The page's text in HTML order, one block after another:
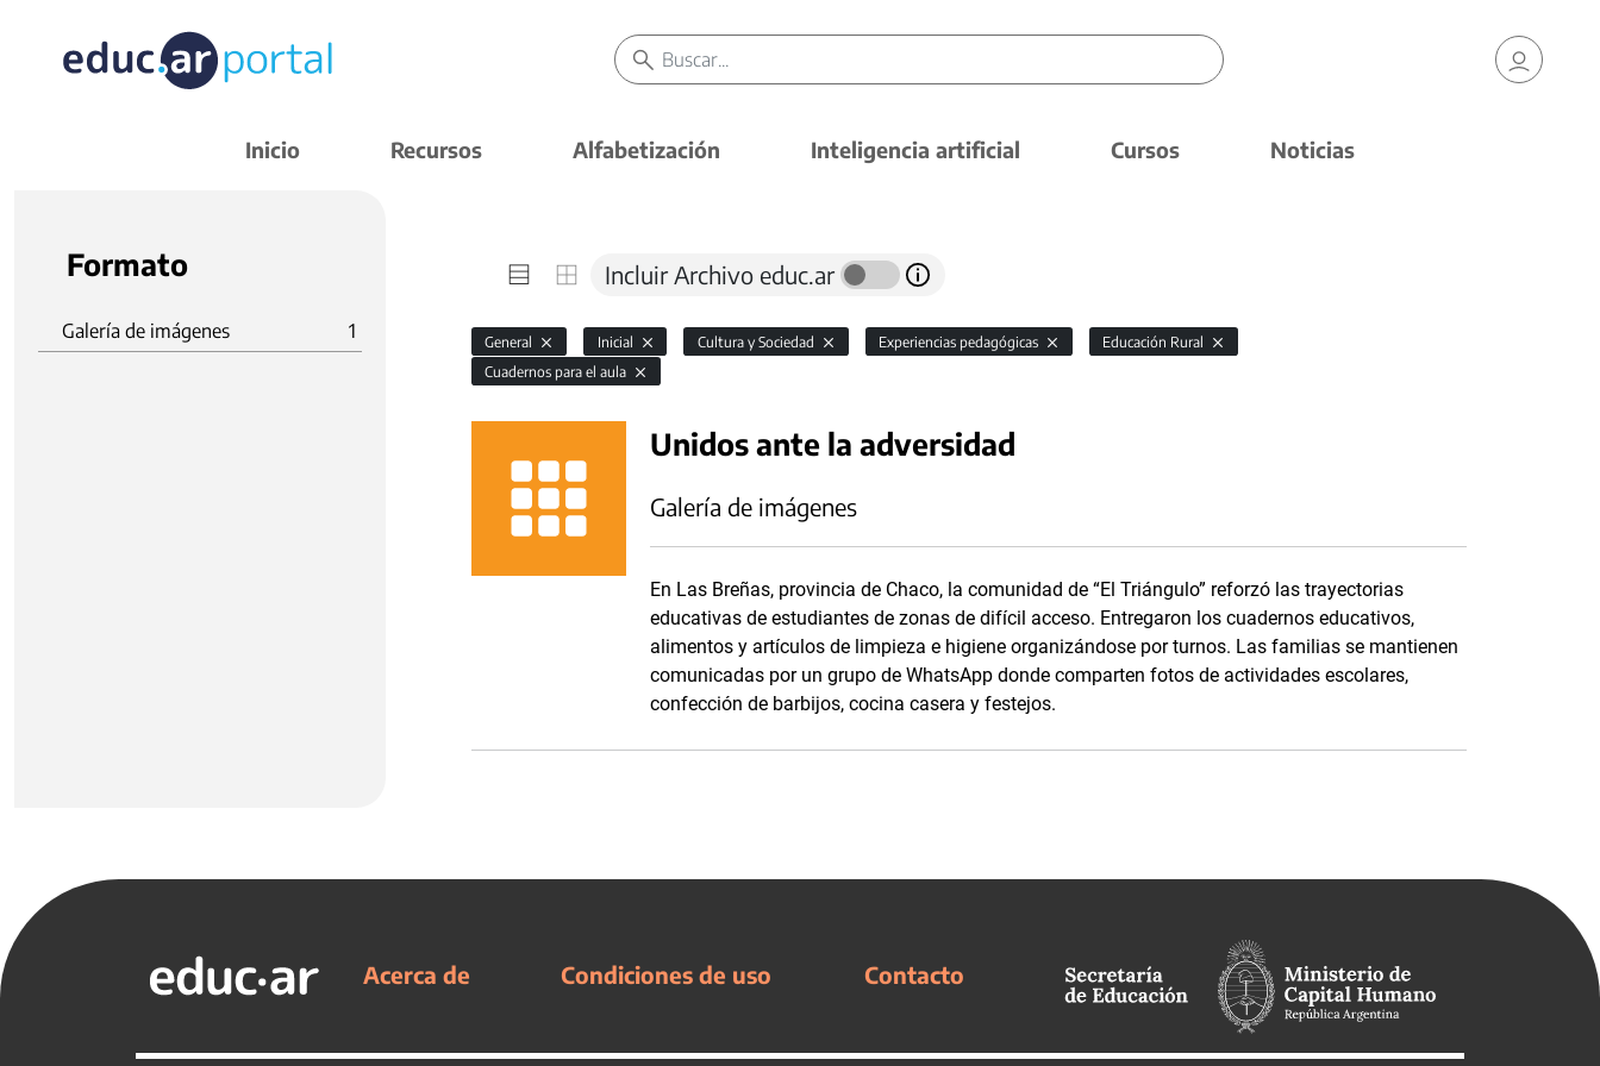
Inicio Recursos Alfabetización Inteligencia artificial Cursos Noticias
Formato
Galería de imágenes 1
Incluir Archivo educ.ar
General Inicial Cultura y Sociedad Experiencias pedagógicas
Educación Rural
Cuadernos para el aula
Unidos ante la adversidad
Galería de imágenes
En Las Breñas, provincia de Chaco, la comunidad de “El Triángulo” reforzó las trayectorias
educativas de estudiantes de zonas de difícil acceso. Entregaron los cuadernos educativos,
alimentos y artículos de limpieza e higiene organizándose por turnos. Las familias se mantienen
comunicadas por un grupo de WhatsApp donde comparten fotos de actividades escolares,
confección de barbijos, cocina casera y festejos.
Acerca de Condiciones de uso Contacto